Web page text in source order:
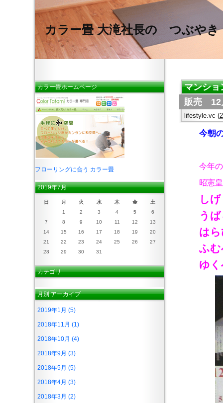
カラー畳 大滝社長の つぶやき
マンショ
販売 12
lifestyle.vc (
今朝
今年
昭憲
し
う
は
ふ
ゆ
カラー畳ホームページ
フローリングに合う カラー畳
2019年7月
日 月 火 水 木 金
土
1
2 3 4 5
6
7
8 9 10 11 12
13
14
15 16 17 18 19
20
21
22 23 24 25 26
27
28
29 30 31
カテゴリ
月別アーカイブ
2019年1月 (5)
2018年11月 (1)
2018年10月 (4)
2018年9月 (3)
2018年5月 (5)
2018年4月 (3)
2018年3月 (2)